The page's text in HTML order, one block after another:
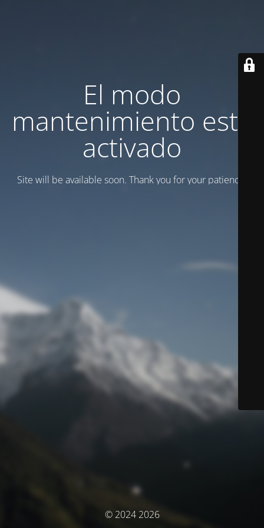
El modo
mantenimiento está
activado
Site will be available soon. Thank you for your patience!
© 2024 2026